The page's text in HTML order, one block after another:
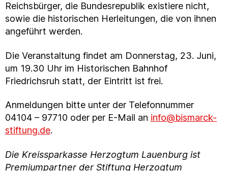
Reichsbürger, die Bundesrepublik existiere nicht,
sowie die historischen Herleitungen, die von ihnen
angeführt werden.
Die Veranstaltung findet am Donnerstag, 23. Juni,
um 19.30 Uhr im Historischen Bahnhof
Friedrichsruh statt, der Eintritt ist frei.
Anmeldungen bitte unter der Telefonnummer
04104 – 97710 oder per E-Mail an info@bismarck-
stiftung.de.
Die Kreissparkasse Herzogtum Lauenburg ist
Premiumpartner der Stiftung Herzogtum